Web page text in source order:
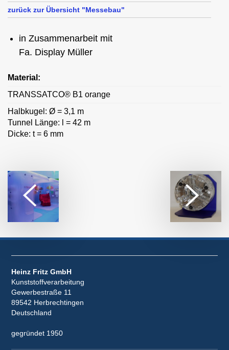
zurück zur Übersicht "Messebau"
in Zusammenarbeit mit
Fa. Display Müller
Material:
TRANSSATCO® B1 orange
Halbkugel: Ø = 3,1 m
Tunnel Länge: l = 42 m
Dicke: t = 6 mm
Heinz Fritz GmbH
Kunststoffverarbeitung
Gewerbestraße 11
89542 Herbrechtingen
Deutschland
gegründet 1950